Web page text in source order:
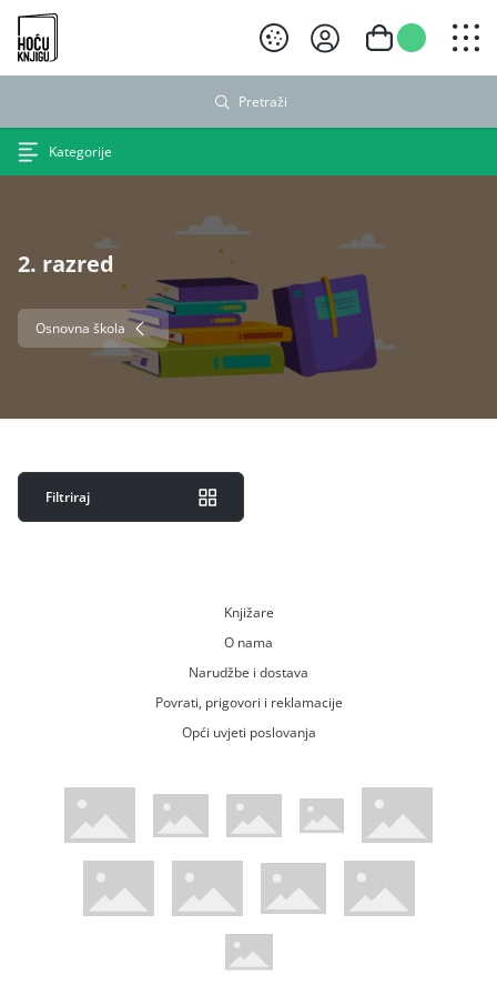
Hoću knjigu crni logo
Pretraži
Kategorije
2. razred
Osnovna škola
Filtriraj
Knjižare
O nama
Narudžbe i dostava
Povrati, prigovori i reklamacije
Opći uvjeti poslovanja
WsPay web stranicaMaestro web stranicaMastercard web stranicaAmerican Express web stranica
Visa web stranica
Diners web stranicaTrustwave certificiranoMastercard sigurnosni kod web
Pci Dss certificirano
Verified by Visa web stranica